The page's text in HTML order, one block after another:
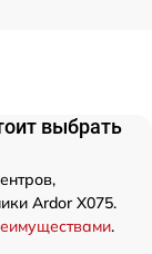
выбрать
Ardor X075.
.